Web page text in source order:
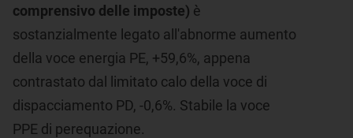
comprensivo delle imposte) è
sostanzialmente legato all'abnorme aumento
della voce energia PE, +59,6%, appena
contrastato dal limitato calo della voce di
dispacciamento PD, -0,6%. Stabile la voce
PPE di perequazione.